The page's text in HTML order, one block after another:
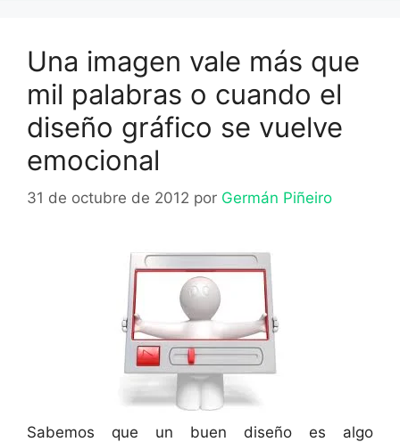
Una imagen vale más que
mil palabras o cuando el
diseño gráfico se vuelve
emocional
31 de octubre de 2012 por Germán Piñeiro
Sabemos que un buen diseño es algo